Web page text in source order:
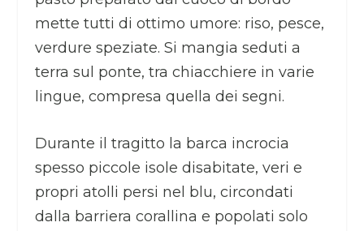
mette tutti di ottimo umore: riso, pesce,
verdure speziate. Si mangia seduti a
terra sul ponte, tra chiacchiere in varie
lingue, compresa quella dei segni.
Durante il tragitto la barca incrocia
spesso piccole isole disabitate, veri e
propri atolli persi nel blu, circondati
dalla barriera corallina e popolati solo